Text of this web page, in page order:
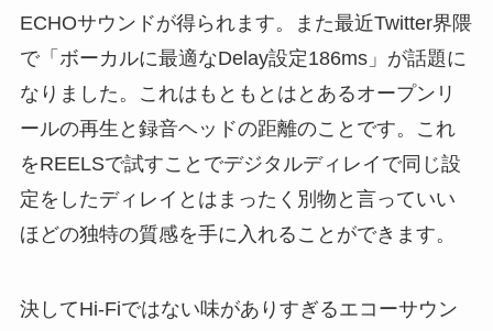
ECHOサウンドが得られます。また最近Twitter界隈
で「ボーカルに最適なDelay設定186ms」が話題に
なりました。これはもともとはとあるオープンリ
ールの再生と録音ヘッドの距離のことです。これ
をREELSで試すことでデジタルディレイで同じ設
定をしたディレイとはまったく別物と言っていい
ほどの独特の質感を手に入れることができます。
決してHi-Fiではない味がありすぎるエコーサウン